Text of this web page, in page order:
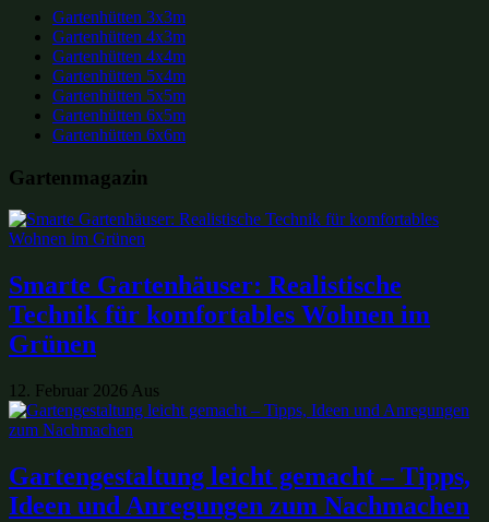
Gartenhütten 3x3m
Gartenhütten 4x3m
Gartenhütten 4x4m
Gartenhütten 5x4m
Gartenhütten 5x5m
Gartenhütten 6x5m
Gartenhütten 6x6m
Gartenmagazin
Smarte Gartenhäuser: Realistische
Technik für komfortables Wohnen im
Grünen
12. Februar 2026 Aus
Gartengestaltung leicht gemacht – Tipps,
Ideen und Anregungen zum Nachmachen